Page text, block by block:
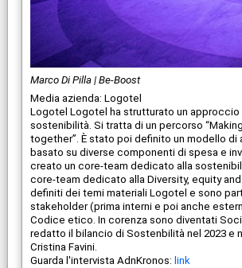
Marco Di Pilla | Be-Boost
Media azienda: Logotel
Logotel Logotel ha strutturato un
sostenibilità. Si tratta di un percorso
together”. È stato poi definito un modello
basato su diverse componenti di spesa e
creato un core-team dedicato alla
core-team dedicato alla Diversity, equity
definiti dei temi materiali Logotel e sono
stakeholder (prima interni e poi anche
Codice etico. In corenza sono diventati
redatto il bilancio di Sostenbilità nel 2023 e
Cristina Favini.
Guarda l'intervista AdnKronos: link